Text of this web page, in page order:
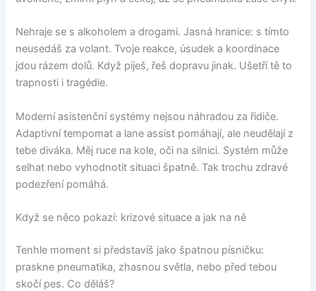
Nehraje se s alkoholem a drogami. Jasná hranice: s tímto
neusedáš za volant. Tvoje reakce, úsudek a koordinace
jdou rázem dolů. Když piješ, řeš dopravu jinak. Ušetří tě to
trapnosti i tragédie.
Moderní asistenční systémy nejsou náhradou za řidiče.
Adaptivní tempomat a lane assist pomáhají, ale neudělají z
tebe diváka. Měj ruce na kole, oči na silnici. Systém může
selhat nebo vyhodnotit situaci špatně. Tak trochu zdravé
podezření pomáhá.
Když se něco pokazí: krizové situace a jak na ně
Tenhle moment si představíš jako špatnou písničku:
praskne pneumatika, zhasnou světla, nebo před tebou
skočí pes. Co děláš?